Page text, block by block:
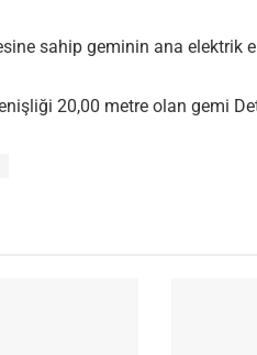
sahip geminin ana elektrik
20,00 metre olan gemi Det